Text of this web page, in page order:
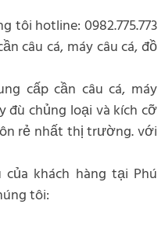
tôi hotline: 0982.775.773
câu cá, máy câu cá, đồ
cấp cần câu cá, máy
đù chủng loại và kích cỡ
rẻ nhất thị trường. với
của khách hàng tại Phú
tôi: